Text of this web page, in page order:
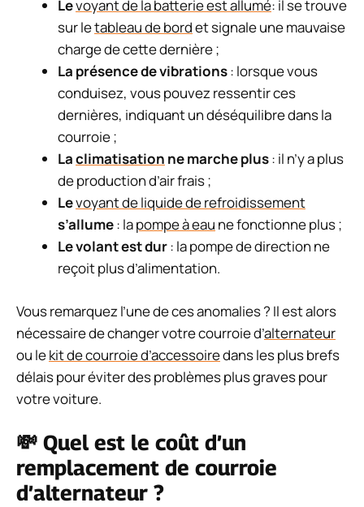
Levoyant de la batterie est allumé: il se trouve
sur letableau de bordet signale une mauvaise
charge de cette dernière ;
La présence de vibrations: lorsque vous
conduisez, vous pouvez ressentir ces
dernières, indiquant un déséquilibre dans la
courroie ;
Laclimatisation ne marche plus: il n’y a plus
de production d’air frais ;
Levoyant de liquide de refroidissement
s’allume: lapompe à eau ne fonctionne plus ;
Le volant est dur: la pompe de direction ne
reçoit plus d’alimentation.
Vous remarquez l’une de ces anomalies ? Il est alors
nécessaire de changer votre courroie d’alternateur
ou lekit de courroie d’accessoiredans les plus brefs
délais pour éviter des problèmes plus graves pour
votre voiture.
💸 Quel est le coût d’un
remplacement de courroie
d’alternateur ?